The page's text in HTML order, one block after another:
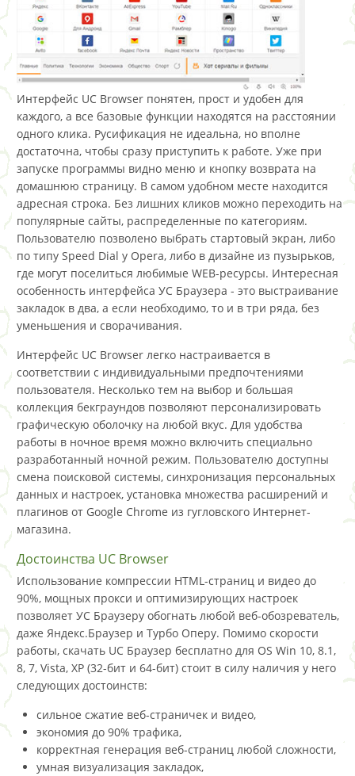
Интерфейс UC Browser понятен, прост и удобен для
каждого, а все базовые функции находятся на расстоянии
одного клика. Русификация не идеальна, но вполне
достаточна, чтобы сразу приступить к работе. Уже при
запуске программы видно меню и кнопку возврата на
домашнюю страницу. В самом удобном месте находится
адресная строка. Без лишних кликов можно переходить на
популярные сайты, распределенные по категориям.
Пользователю позволено выбрать стартовый экран, либо
по типу Speed Dial у Opera, либо в дизайне из пузырьков,
где могут поселиться любимые WEB-ресурсы. Интересная
особенность интерфейса УС Браузера - это выстраивание
закладок в два, а если необходимо, то и в три ряда, без
уменьшения и сворачивания.
Интерфейс UC Browser легко настраивается в
соответствии с индивидуальными предпочтениями
пользователя. Несколько тем на выбор и большая
коллекция бекграундов позволяют персонализировать
графическую оболочку на любой вкус. Для удобства
работы в ночное время можно включить специально
разработанный ночной режим. Пользователю доступны
смена поисковой системы, синхронизация персональных
данных и настроек, установка множества расширений и
плагинов от Google Сhrome из гугловского Интернет-
магазина.
Достоинства UC Browser
Использование компрессии HTML-страниц и видео до
90%, мощных прокси и оптимизирующих настроек
позволяет УС Браузеру обогнать любой веб-обозреватель,
даже Яндекс.Браузер и Турбо Оперу. Помимо скорости
работы, скачать UC Браузер бесплатно для OS Win 10, 8.1,
8, 7, Vista, XP (32-бит и 64-бит) стоит в силу наличия у него
следующих достоинств:
сильное сжатие веб-страничек и видео,
экономия до 90% трафика,
корректная генерация веб-страниц любой сложности,
умная визуализация закладок,